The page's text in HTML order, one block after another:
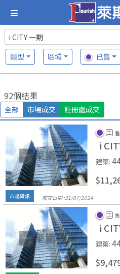
類型 區域 已售
92個結果
全部
市場成交 註冊處成交
工 售
i
建築:
市場資訊 成交日期 :31/07/2024
工 售
i
建築: